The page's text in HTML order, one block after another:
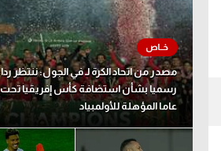
تقرير في الجول
تحليل في الجول
حكايات في الجول
كويز في الجول
فيديو في الجول
مصدر من اتحاد الكرة لـ في الجول: ننتظر ردا
عاما المؤهلة للأولمبياد